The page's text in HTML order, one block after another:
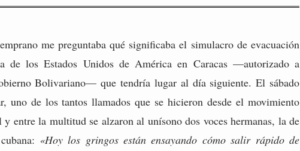
me preguntaba qué significaba el simulacro de evacuación
de los Estados Unidos de América en Caracas —autorizado a
Bolivariano— que tendría lugar al día siguiente. El sábado
uno de los tantos llamados que se hicieron desde el movimiento
entre la multitud se alzaron al unísono dos voces hermanas, la de
«Hoy los gringos están ensayando cómo salir rápido de